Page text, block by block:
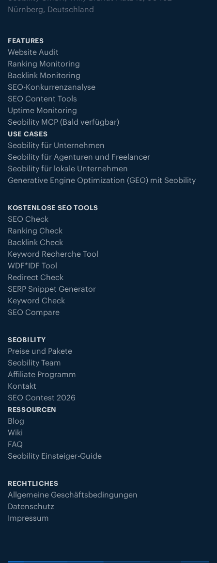
Nürnberg, Deutschland
FEATURES
Website Audit
Ranking Monitoring
Backlink Monitoring
SEO-Konkurrenzanalyse
SEO Content Tools
Uptime Monitoring
Seobility MCP (Bald verfügbar)
USE CASES
Seobility für Unternehmen
Seobility für Agenturen und Freelancer
Seobility für lokale Unternehmen
Generative Engine Optimization (GEO) mit Seobility
KOSTENLOSE SEO TOOLS
SEO Check
Ranking Check
Backlink Check
Keyword Recherche Tool
WDF*IDF Tool
Redirect Check
SERP Snippet Generator
Keyword Check
SEO Compare
SEOBILITY
Preise und Pakete
Seobility Team
Affiliate Programm
Kontakt
SEO Contest 2026
RESSOURCEN
Blog
Wiki
FAQ
Seobility Einsteiger-Guide
RECHTLICHES
Allgemeine Geschäftsbedingungen
Datenschutz
Impressum